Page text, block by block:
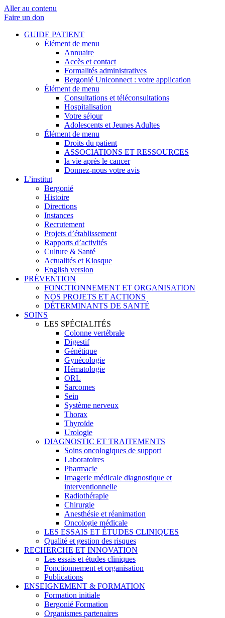
Aller au contenu
Faire un don
GUIDE PATIENT
Élément de menu
Annuaire
Accès et contact
Formalités administratives
Bergonié Uniconnect : votre application
Élément de menu
Consultations et téléconsultations
Hospitalisation
Votre séjour
Adolescents et Jeunes Adultes
Élément de menu
Droits du patient
ASSOCIATIONS ET RESSOURCES
la vie après le cancer
Donnez-nous votre avis
L’institut
Bergonié
Histoire
Directions
Instances
Recrutement
Projets d’établissement
Rapports d’activités
Culture & Santé
Actualités et Kiosque
English version
PRÉVENTION
FONCTIONNEMENT ET ORGANISATION
NOS PROJETS ET ACTIONS
DÉTERMINANTS DE SANTÉ
SOINS
LES SPÉCIALITÉS
Colonne vertébrale
Digestif
Génétique
Gynécologie
Hématologie
ORL
Sarcomes
Sein
Système nerveux
Thorax
Thyroïde
Urologie
DIAGNOSTIC ET TRAITEMENTS
Soins oncologiques de support
Laboratoires
Pharmacie
Imagerie médicale diagnostique et
interventionnelle
Radiothérapie
Chirurgie
Anesthésie et réanimation
Oncologie médicale
LES ESSAIS ET ÉTUDES CLINIQUES
Qualité et gestion des risques
RECHERCHE ET INNOVATION
Les essais et études cliniques
Fonctionnement et organisation
Publications
ENSEIGNEMENT & FORMATION
Formation initiale
Bergonié Formation
Organismes partenaires